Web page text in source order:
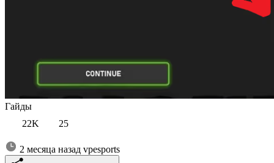
Гайды
22K
25
2 месяца назад vpesports